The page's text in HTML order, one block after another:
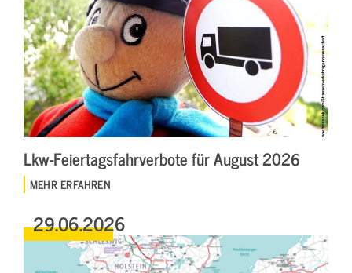
Lkw-Feiertagsfahrverbote für August 2026
MEHR ERFAHREN
29.06.2026